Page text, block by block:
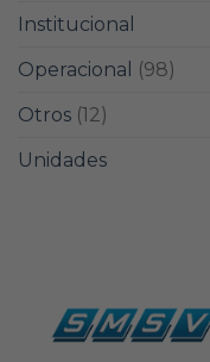
Institucional
Operacional
(98)
Otros (12)
Unidades